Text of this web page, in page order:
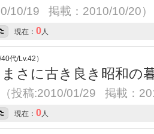
10/19 掲載：2010/10/20）
現在： 0人
代/Lv.42）
さに古き良き昭和の
（投稿:2010/01/29 掲載：
現在： 0人